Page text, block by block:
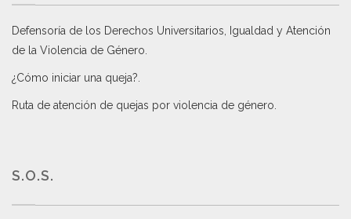
Defensoría de los Derechos Universitarios, Igualdad y Atención
de la Violencia de Género
¿Cómo iniciar una queja?
Ruta de atención de quejas por violencia de género
S.O.S.